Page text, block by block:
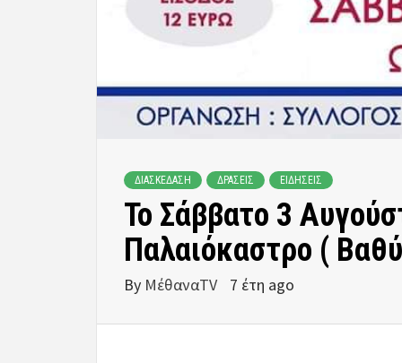
ΔΙΑΣΚΕΔΑΣΗ ΔΡΑΣΕΙΣ ΕΙΔΗΣΕΙΣ
Το Σάββατο 3
Παλαιόκαστρο (
By ΜέθαναTV 7 έτη ago